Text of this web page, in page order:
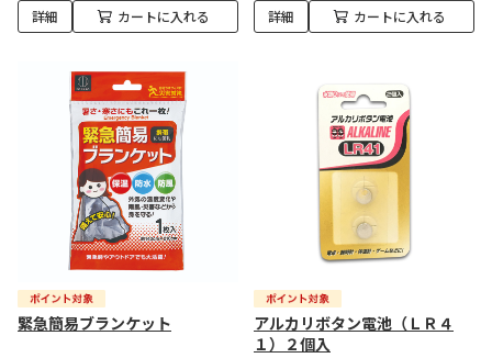
詳細 カートに入れる 詳細 カートに入れる
緊急簡易ブランケット
アルカリボタン電池（ＬＲ４
１）２個入